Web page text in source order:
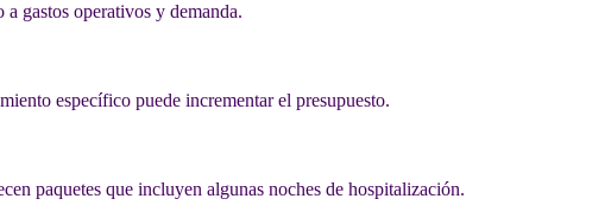
gastos operativos y demanda.
específico puede incrementar el presupuesto.
paquetes que incluyen algunas noches de hospitalización.